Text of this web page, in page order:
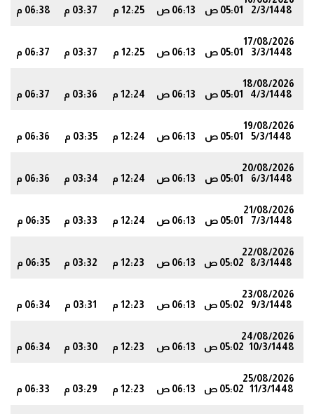
2/3/1448
05:01 ص 06:13 ص 12:25 م 03:37 م 06:38 م
17/08/2026
3/3/1448
05:01 ص 06:13 ص 12:25 م 03:37 م 06:37 م
18/08/2026
4/3/1448
05:01 ص 06:13 ص 12:24 م 03:36 م 06:37 م
19/08/2026
5/3/1448
05:01 ص 06:13 ص 12:24 م 03:35 م 06:36 م
20/08/2026
6/3/1448
05:01 ص 06:13 ص 12:24 م 03:34 م 06:36 م
21/08/2026
7/3/1448
05:01 ص 06:13 ص 12:24 م 03:33 م 06:35 م
22/08/2026
8/3/1448
05:02 ص 06:13 ص 12:23 م 03:32 م 06:35 م
23/08/2026
9/3/1448
05:02 ص 06:13 ص 12:23 م 03:31 م 06:34 م
24/08/2026
10/3/1448 05:02 ص 06:13 ص 12:23 م 03:30 م 06:34 م
25/08/2026
11/3/1448 05:02 ص 06:13 ص 12:23 م 03:29 م 06:33 م